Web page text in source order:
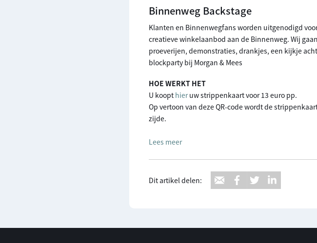
Binnenweg Backstage
Klanten en Binnenwegfans worden uitgenodigd
creatieve winkelaanbod aan de Binnenweg. Wij
proeverijen, demonstraties, drankjes, een kijkje
blockparty bij Morgan & Mees
HOE WERKT HET
U koopt hieruw strippenkaart voor 13 euro pp.
Op vertoon van deze QR-code wordt de
zijde.
Lees meer
Dit artikel delen: